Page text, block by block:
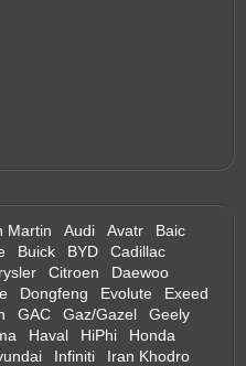
Martin Audi Avatr
Baic
Buick BYD
Cadillac
Citroen
Daewoo
Dongfeng Evolute
Exeed
GAC Gaz/Gazel
Geely
Haval HiPhi
Honda
Infiniti
Iran Khodro